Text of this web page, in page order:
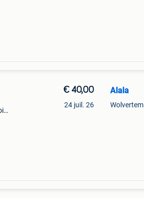
€ 40,00
24 juil. 26
Alala
Wolvertem